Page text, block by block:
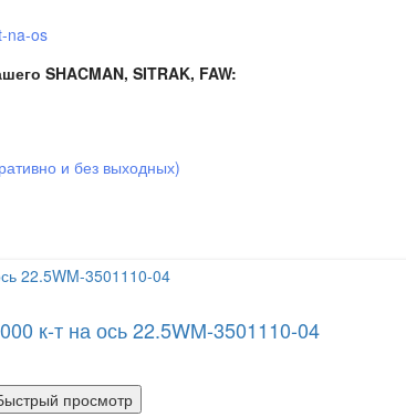
na-os
SHACMAN, SITRAK, FAW:
и без выходных)
к-т на ось 22.5WM-3501110-04
просмотр